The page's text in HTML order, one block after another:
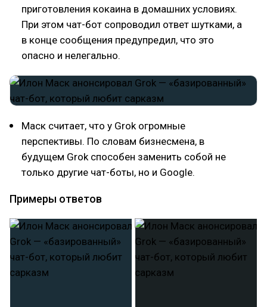
приготовления кокаина в домашних условиях.
При этом чат-бот сопроводил ответ шутками, а
в конце сообщения предупредил, что это
опасно и нелегально.
Маск считает, что у Grok огромные
перспективы. По словам бизнесмена, в
будущем Grok способен заменить собой не
только другие чат-боты, но и Google.
Примеры ответов